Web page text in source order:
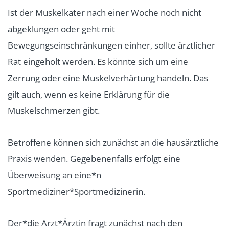
Ist der Muskelkater nach einer Woche noch nicht
abgeklungen oder geht mit
Bewegungseinschränkungen einher, sollte ärztlicher
Rat eingeholt werden. Es könnte sich um eine
Zerrung oder eine Muskelverhärtung handeln. Das
gilt auch, wenn es keine Erklärung für die
Muskelschmerzen gibt.
Betroffene können sich zunächst an die hausärztliche
Praxis wenden. Gegebenenfalls erfolgt eine
Überweisung an eine*n
Sportmediziner*Sportmedizinerin.
Der*die Arzt*Ärztin fragt zunächst nach den